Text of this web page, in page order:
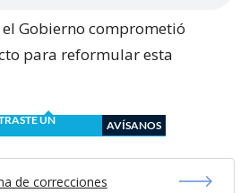
el Gobierno comprometió
para reformular esta
UN
AVÍSANOS
de correcciones